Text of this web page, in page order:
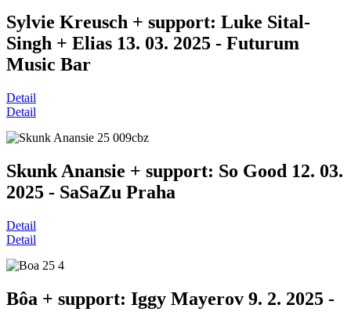
Sylvie Kreusch + support: Luke Sital-
Singh + Elias 13. 03. 2025 - Futurum
Music Bar
Detail
Detail
Skunk Anansie + support: So Good 12. 03.
2025 - SaSaZu Praha
Detail
Detail
Bôa + support: Iggy Mayerov 9. 2. 2025 -